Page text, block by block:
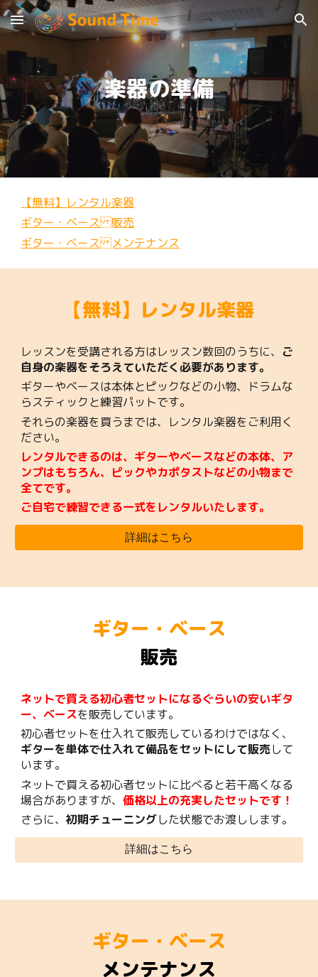
Skip to main content Skip to navigation
楽器の準備
【無料】レンタル楽器
ギター・ベース 販売
ギター・ベース メンテナンス
【無料】レンタル楽器
レッスンを受講される方はレッスン数回のうちに、 ご
自身の楽器をそろえていただく必要があります。
ギターやベースは本体とピックなどの小物、ドラムな
らスティックと練習パットです。
それらの楽器を買うまでは、レンタル楽器をご利用く
ださい。
レンタルできるのは、ギターやベースなどの本体、ア
ンプはもちろん、ピックやカポタストなどの小物まで
全てです。
ご自宅で練習できる一式をレンタルいたします。
詳細はこちら
ギター ・ベース
販売
ネットで買える初心者セットになるぐらいの安いギタ
ー、ベースを販売しています。
初心者セットを仕入れて販売しているわけではなく、
ギターを単体で仕入れて備品をセットにして販売して
います。
ネットで買える初心者セットに比べると若干高くなる
場合がありますが、価格以上の充実したセットです！
さらに、初期チューニングした状態でお渡しします。
詳細はこちら
ギター・ベース
メンテナンス